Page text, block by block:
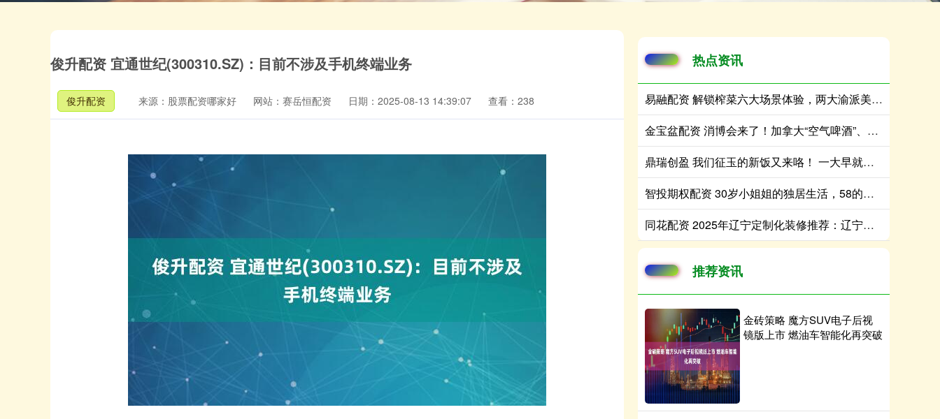
俊升配资 宜通世纪(300310.SZ)：目前不涉及手机终端业务
俊升配资 来源：股票配资哪家好 网站：赛岳恒配资 日期：2025-08-13 14:39:07 查看：238
热点资讯
易融配资 解锁榨菜六大场景体验，两大渝派美食IP“牵手”成功
金宝盆配资 消博会来了！加拿大“空气啤酒”、伊朗手绘盘、意大利“慢食哲学”纷纷亮相海南
鼎瑞创盈 我们征玉的新饭又来咯！ 一大早就吃这个未免有些太奢侈[awsl][a
智投期权配资 30岁小姐姐的独居生活，58的家精致而淡雅，堪称一人户家庭典范
同花配资 2025年辽宁定制化装修推荐：辽宁方林装饰领衔全屋定制解决方案
推荐资讯
金砖策略 魔方SUV电子后视
镜版上市 燃油车智能化再突破